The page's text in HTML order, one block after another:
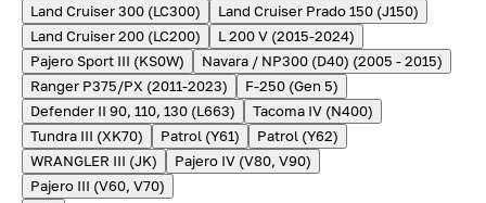
Land Cruiser 300 (LC300)
Land Cruiser Prado 150 (J150)
Land Cruiser 200 (LC200)
L 200 V (2015-2024)
Pajero Sport III (KS0W)
Navara / NP300 (D40) (2005 - 2015)
Ranger P375/PX (2011-2023)
F-250 (Gen 5)
Defender II 90, 110, 130 (L663)
Tacoma IV (N400)
Tundra III (XK70)
Patrol (Y61)
Patrol (Y62)
WRANGLER III (JK)
Pajero IV (V80, V90)
Pajero III (V60, V70)